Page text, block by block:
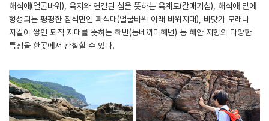
해식애(얼굴바위), 육지와 연결된 섬을 뜻하는 육계도(갈매기섬), 해식애 밑에
형성되는 평평한 침식면인 파식대(얼굴바위 아래 바위지대), 바닷가 모래나
자갈이 쌓인 퇴적 지대를 뜻하는 해빈(동네끼미해변) 등 해안 지형의 다양한
특징을 한곳에서 관찰할 수 있다.